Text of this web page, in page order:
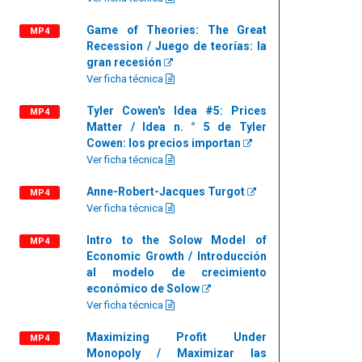
MP4
Game of Theories: The Great
Recession / Juego de teorías: la
gran recesión
Ver ficha técnica
MP4
Tyler Cowen's Idea #5: Prices
Matter / Idea n. ° 5 de Tyler
Cowen: los precios importan
Ver ficha técnica
MP4 Anne-Robert-Jacques Turgot
Ver ficha técnica
MP4
Intro to the Solow Model of
Economic Growth / Introducción
al modelo de crecimiento
económico de Solow
Ver ficha técnica
MP4
Maximizing Profit Under
Monopoly / Maximizar las